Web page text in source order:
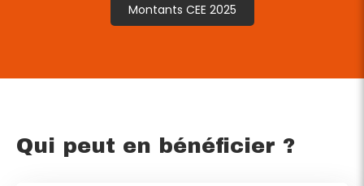
Montants CEE 2025
Qui peut en bénéficier ?